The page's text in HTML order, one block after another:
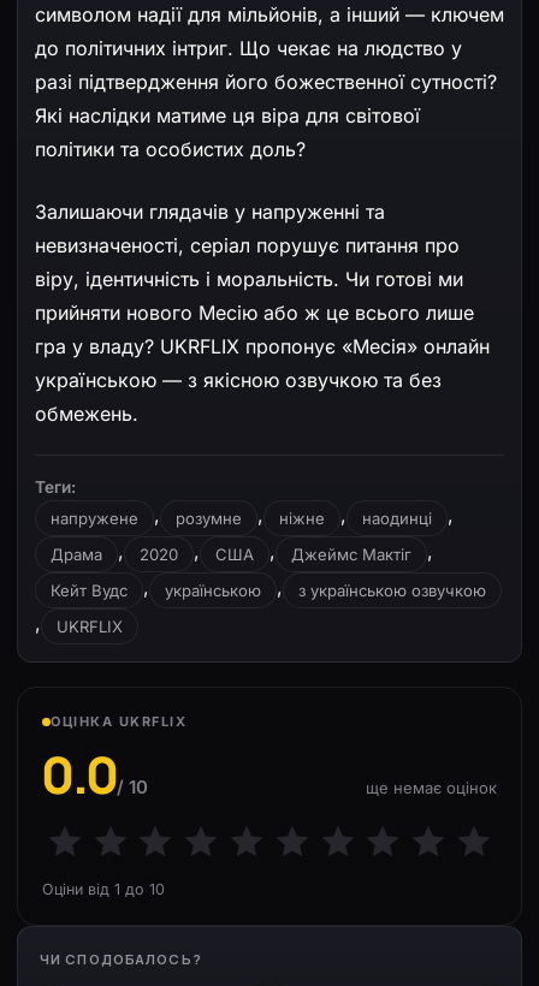
символом надії для мільйонів, а інший — ключем
до політичних інтриг. Що чекає на людство у
разі підтвердження його божественної сутності?
Які наслідки матиме ця віра для світової
політики та особистих доль?
Залишаючи глядачів у напруженні та
невизначеності, серіал порушує питання про
віру, ідентичність і моральність. Чи готові ми
прийняти нового Месію або ж це всього лише
гра у владу? UKRFLIX пропонує «Месія» онлайн
українською — з якісною озвучкою та без
обмежень.
Теги:
напружене
, розумне , ніжне , наодинці ,
Драма , 2020 , США , Джеймс Мактіг ,
Кейт Вудс , українською , з українською озвучкою
, UKRFLIX
ОЦІНКА UKRFLIX
0.0/ 10 ще немає оцінок
Оціни від 1 до 10
ЧИ СПОДОБАЛОСЬ?